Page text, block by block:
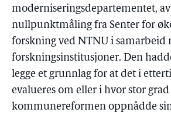
moderniseringsdepartementet,
nullpunktmåling fra Senter for
forskning ved NTNU i samarbeid
forskningsinstitusjoner. Den
legge et grunnlag for at det i
evalueres om eller i hvor stor grad
kommunereformen oppnådde